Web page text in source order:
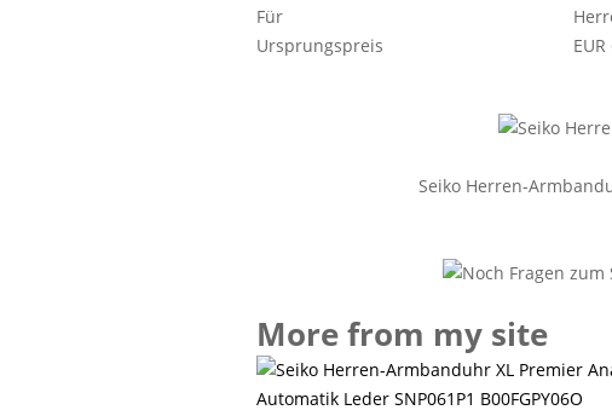
Für
Ursprungspreis
Seiko Herren-
More from my site
Automatik Leder SNP061P1 B00FGPY06O